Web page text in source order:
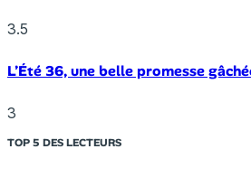
3.5
L’Été 36, une belle promesse
3
TOP 5 DES LECTEURS